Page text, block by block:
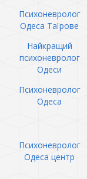
Психоневролог
Одеса Таїрове
Найкращий
психоневролог
Одеси
Психоневролог
Одеса
Психоневролог
Одеса центр